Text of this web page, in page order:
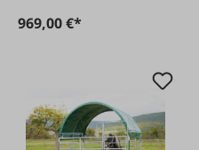
969,00 €*